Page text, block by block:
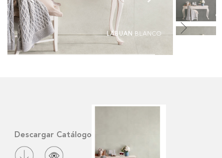
LABUAN BLANCO
Descargar Catálogo